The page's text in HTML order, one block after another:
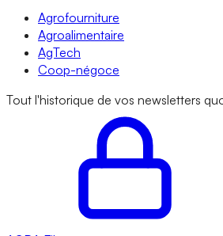
Agrofourniture
Agroalimentaire
AgTech
Coop-négoce
Tout l'historique de vos newsletters